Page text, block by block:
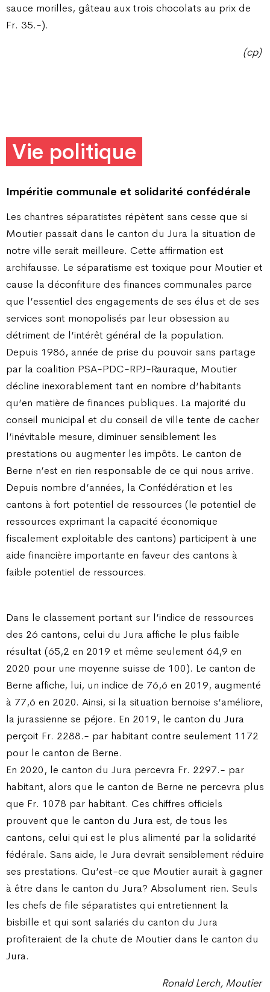
sauce morilles, gâteau aux trois chocolats au prix de
Fr. 35.-).
(cp)
Vie politique
Impéritie communale et solidarité confédérale
Les chantres séparatistes répètent sans cesse que si
Moutier passait dans le canton du Jura la situation de
notre ville serait meilleure. Cette affirmation est
archifausse. Le séparatisme est toxique pour Moutier et
cause la déconfiture des finances communales parce
que l’essentiel des engagements de ses élus et de ses
services sont monopolisés par leur obsession au
détriment de l’intérêt général de la population.
Depuis 1986, année de prise du pouvoir sans partage
par la coalition PSA-PDC-RPJ-Rauraque, Moutier
décline inexorablement tant en nombre d’habitants
qu’en matière de finances publiques. La majorité du
conseil municipal et du conseil de ville tente de cacher
l’inévitable mesure, diminuer sensiblement les
prestations ou augmenter les impôts. Le canton de
Berne n’est en rien responsable de ce qui nous arrive.
Depuis nombre d’années, la Confédération et les
cantons à fort potentiel de ressources (le potentiel de
ressources exprimant la capacité économique
fiscalement exploitable des cantons) participent à une
aide financière importante en faveur des cantons à
faible potentiel de ressources.
Dans le classement portant sur l’indice de ressources
des 26 cantons, celui du Jura affiche le plus faible
résultat (65,2 en 2019 et même seulement 64,9 en
2020 pour une moyenne suisse de 100). Le canton de
Berne affiche, lui, un indice de 76,6 en 2019, augmenté
à 77,6 en 2020. Ainsi, si la situation bernoise s’améliore,
la jurassienne se péjore. En 2019, le canton du Jura
perçoit Fr. 2288.- par habitant contre seulement 1172
pour le canton de Berne.
En 2020, le canton du Jura percevra Fr. 2297.- par
habitant, alors que le canton de Berne ne percevra plus
que Fr. 1078 par habitant. Ces chiffres officiels
prouvent que le canton du Jura est, de tous les
cantons, celui qui est le plus alimenté par la solidarité
fédérale. Sans aide, le Jura devrait sensiblement réduire
ses prestations. Qu’est-ce que Moutier aurait à gagner
à être dans le canton du Jura? Absolument rien. Seuls
les chefs de file séparatistes qui entretiennent la
bisbille et qui sont salariés du canton du Jura
profiteraient de la chute de Moutier dans le canton du
Jura.
Ronald Lerch, Moutier